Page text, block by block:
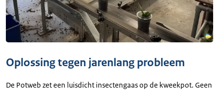
Oplossing tegen jarenlang probleem
De Potweb zet een luisdicht insectengaas op de kweekpot. Geen